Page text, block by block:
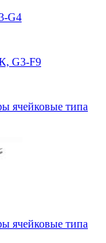
G4
G3-F9
ячейковые типа
ячейковые типа